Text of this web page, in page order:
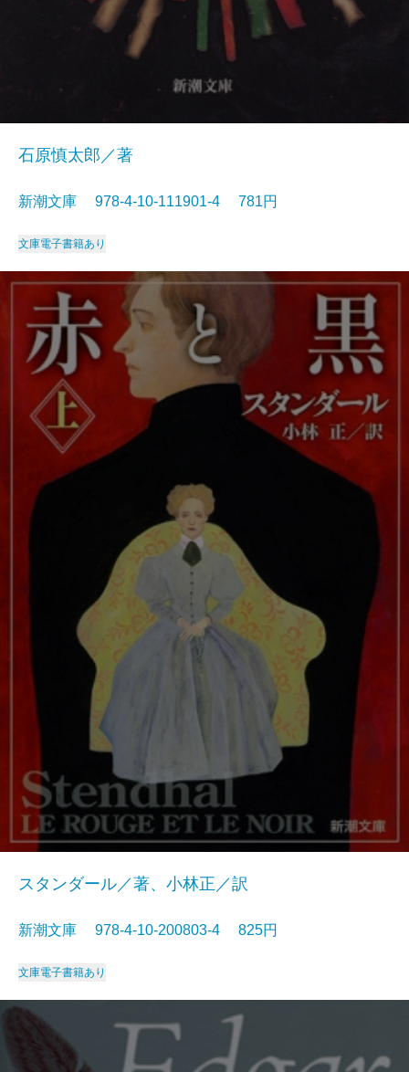
石原慎太郎／著
新潮文庫 978-4-10-111901-4 781円
文庫電子書籍あり
スタンダール／著、小林正／訳
新潮文庫 978-4-10-200803-4 825円
文庫電子書籍あり